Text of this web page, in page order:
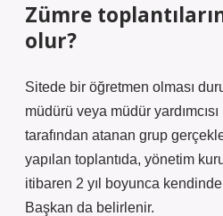
Zümre
olur?
Sitede bir öğretmen olması
müdürü veya müdür
tarafından atanan grup
yapılan toplantıda, yönetim
itibaren 2 yıl boyunca
Başkan da belirlenir.